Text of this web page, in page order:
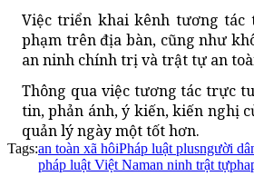
Việc triển khai kênh tương tác
phạm trên địa bàn, cũng như
an ninh chính trị và trật tự an
Thông qua việc tương tác trực
tin, phản ánh, ý kiến, kiến nghị
quản lý ngày một tốt hơn.
Tags:an toàn xã hôiPháp luật plusngười
pháp luật Việt Naman ninh trật tự